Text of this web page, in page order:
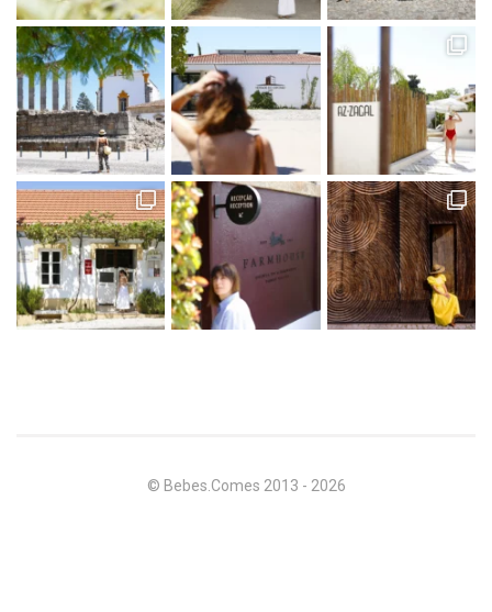
© Bebes.Comes 2013 - 2026